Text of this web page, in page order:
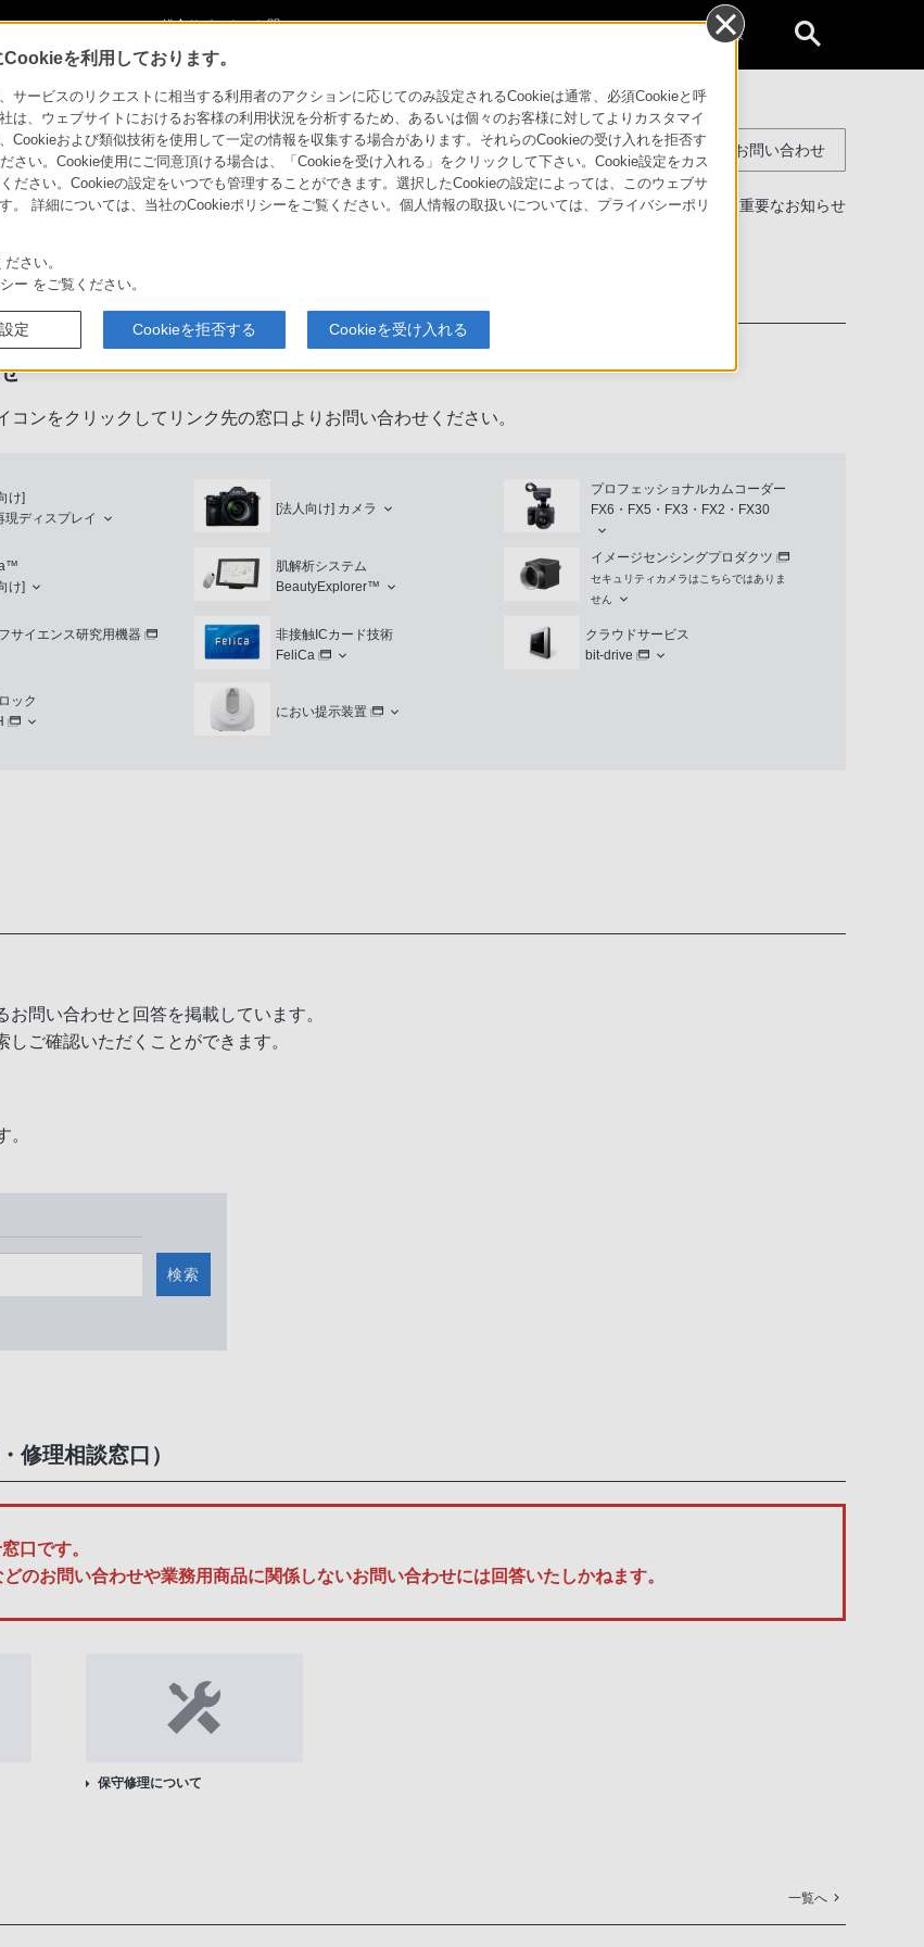
総合サポート・お問
個人のお客様
コンスーマー製品に関するお問い合わせ
製品に関する重要なお知らせ
関するサポート・お問い合わせ
ンをクリックしてリンク先の窓口よりお問い合わせください。
け]
現ディスプレイ
[法人向け] カメラ
プロフェッショナルカムコーダー
FX6・FX5・FX3・FX2・FX30
け]
肌解析システム
BeautyExplorer™
イメージセンシングプロダクツ
セキュリティカメラはこちらではありま
せん
サイエンス研究用機器
非接触ICカード技術
FeliCa
クラウドサービス
bit-drive
ック
におい提示装置
問い合わせと回答を掲載しています。
ご確認いただくことができます。
検索
修理相談窓口）
口です。
お問い合わせや業務用商品に関係しないお問い合わせには回答いたしかねます。
保守修理について
一覧へ
を利用しております。
サービスのリクエストに相当する利用者のアクションに応じてのみ設定されるCookieは通常、必須Cookieと呼
は、ウェブサイトにおけるお客様の利用状況を分析するため、あるいは個々のお客様に対してよりカスタマイ
Cookieおよび類似技術を使用して一定の情報を収集する場合があります。それらのCookieの受け入れを拒否す
さい。Cookie使用にご同意頂ける場合は、「Cookieを受け入れる」をクリックして下さい。Cookie設定をカス
ださい。Cookieの設定をいつでも管理することができます。選択したCookieの設定によっては、このウェブサ
。 詳細については、当社のCookieポリシーをご覧ください。個人情報の取扱いについては、プライバシーポリ
さい。
ー をご覧ください。
定 Cookieを拒否する Cookieを受け入れる